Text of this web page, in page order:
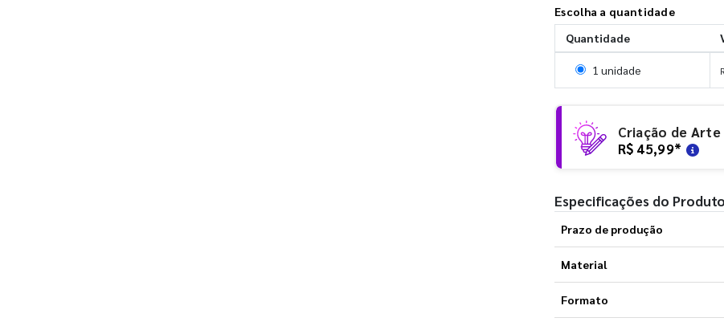
Escolha a quantidade
Quantidade
Selecionar 1 unidade
1 unidade
Criação de Arte
R$ 45,99*
Especificações do Produto
Prazo de produção
Material
Formato